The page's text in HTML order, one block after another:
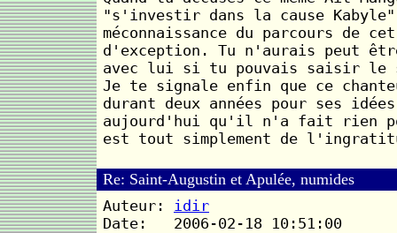
"s'investir dans la cause
méconnaissance du parcours de
d'exception. Tu n'aurais peut
avec lui si tu pouvais saisir le
Je te signale enfin que ce
durant deux années pour ses
aujourd'hui qu'il n'a fait rien
est tout simplement de
Re: Saint-Augustin et Apulée, numides
Auteur: idir
Date: 2006-02-18 10:51:00